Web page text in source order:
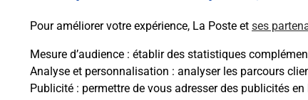
Pour améliorer votre expérience, La Poste et ses
Mesure d’audience : établir des statistiques
Analyse et personnalisation : analyser les parcours
Publicité : permettre de vous adresser des publicités